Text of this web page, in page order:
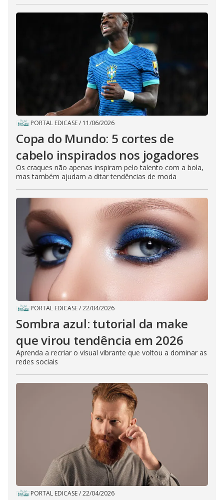
PORTAL EDICASE/ 11/06/2026
Copa do Mundo: 5 cortes de
cabelo inspirados nos jogadores
Os craques não apenas inspiram pelo talento com a bola,
mas também ajudam a ditar tendências de moda
PORTAL EDICASE/22/04/2026
Sombra azul: tutorial da make
que virou tendência em 2026
Aprenda a recriar o visual vibrante que voltou a dominar as
redes sociais
PORTAL EDICASE/22/04/2026